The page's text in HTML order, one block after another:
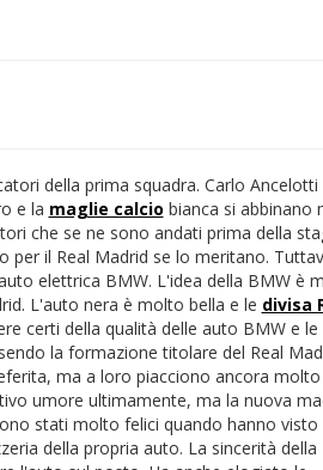
della prima squadra. Carlo Ancelotti
e la maglie calcio bianca si abbinano
che se ne sono andati prima della
il Real Madrid se lo meritano.
elettrica BMW. L'idea della BMW è
L'auto nera è molto bella e le divisa
certi della qualità delle auto BMW e le
la formazione titolare del Real
ma a loro piacciono ancora molto
umore ultimamente, ma la nuova
stati molto felici quando hanno visto
della propria auto. La sincerità della